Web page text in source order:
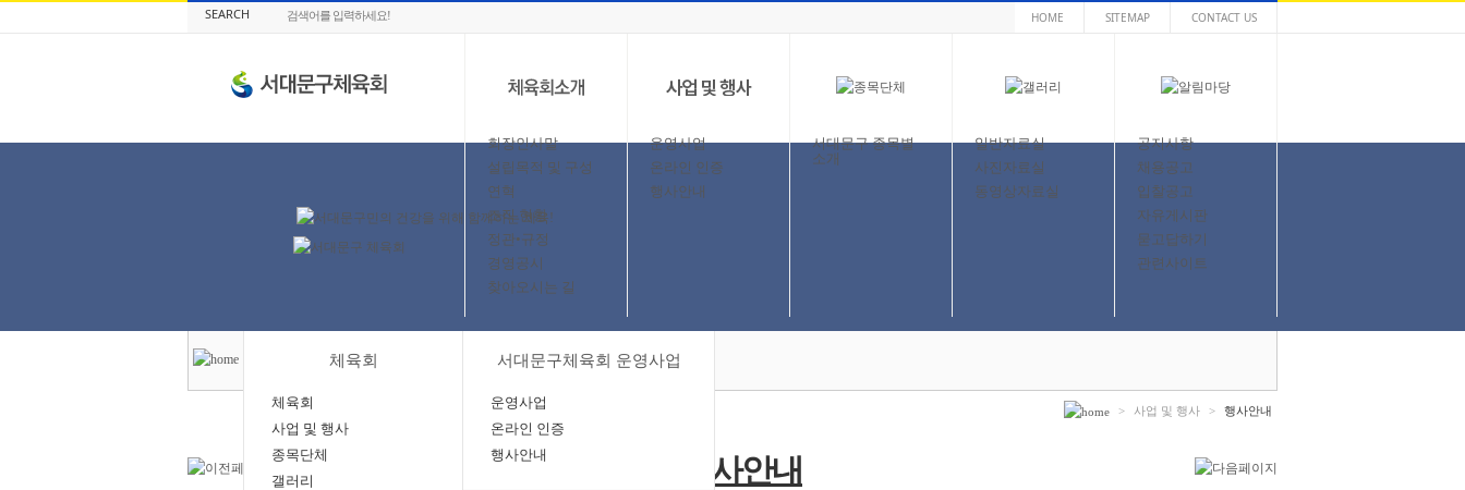
SEARCH HOME SITEMAP CONTACT US
회장인사말
설립목적 및 구성
연혁
조직 현황
정관•규정
경영공시
찾아오시는 길
운영사업
온라인 인증
행사안내
서대문구 종목별
소개
일반자료실
사진자료실
동영상자료실
공지사항
채용공고
입찰공고
자유게시판
묻고답하기
관련사이트
체육회
체육회
사업 및 행사
종목단체
갤러리
서대문구체육회 운영사업
운영사업
온라인 인증
행사안내
> 사업 및 행사 > 행사안내